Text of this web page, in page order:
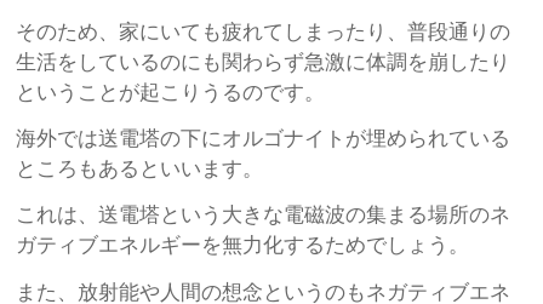
そのため、家にいても疲れてしまったり、普段通りの
生活をしているのにも関わらず急激に体調を崩したり
ということが起こりうるのです。
海外では送電塔の下にオルゴナイトが埋められている
ところもあるといいます。
これは、送電塔という大きな電磁波の集まる場所のネ
ガティブエネルギーを無力化するためでしょう。
また、放射能や人間の想念というのもネガティブエネ